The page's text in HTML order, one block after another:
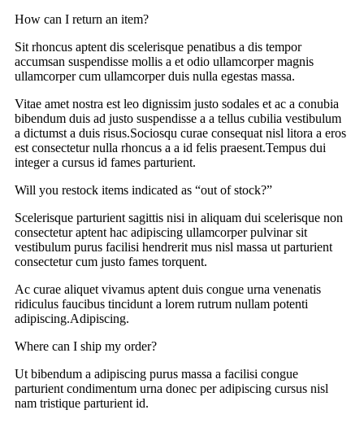
How can I return an item?
Sit rhoncus aptent dis scelerisque penatibus a dis tempor
accumsan suspendisse mollis a et odio ullamcorper magnis
ullamcorper cum ullamcorper duis nulla egestas massa.
Vitae amet nostra est leo dignissim justo sodales et ac a conubia
bibendum duis ad justo suspendisse a a tellus cubilia vestibulum
a dictumst a duis risus.Sociosqu curae consequat nisl litora a eros
est consectetur nulla rhoncus a a id felis praesent.Tempus dui
integer a cursus id fames parturient.
Will you restock items indicated as “out of stock?”
Scelerisque parturient sagittis nisi in aliquam dui scelerisque non
consectetur aptent hac adipiscing ullamcorper pulvinar sit
vestibulum purus facilisi hendrerit mus nisl massa ut parturient
consectetur cum justo fames torquent.
Ac curae aliquet vivamus aptent duis congue urna venenatis
ridiculus faucibus tincidunt a lorem rutrum nullam potenti
adipiscing.Adipiscing.
Where can I ship my order?
Ut bibendum a adipiscing purus massa a facilisi congue
parturient condimentum urna donec per adipiscing cursus nisl
nam tristique parturient id.